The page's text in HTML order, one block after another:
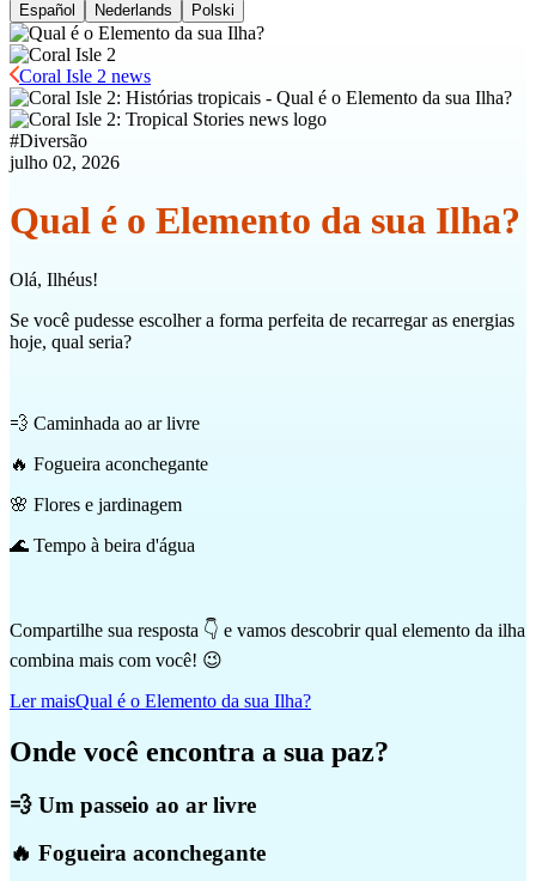
Español
Nederlands Polski
Coral Isle 2 news
#Diversão
julho 02, 2026
Qual é o Elemento da sua Ilha?
Olá, Ilhéus!
Se você pudesse escolher a forma perfeita de recarregar as energias
hoje, qual seria?
💨 Caminhada ao ar livre
🔥 Fogueira aconchegante
🌸 Flores e jardinagem
🌊 Tempo à beira d'água
Compartilhe sua resposta 👇 e vamos descobrir qual elemento da ilha
combina mais com você! 😉
Ler maisQual é o Elemento da sua Ilha?
Onde você encontra a sua paz?
💨 Um passeio ao ar livre
🔥 Fogueira aconchegante